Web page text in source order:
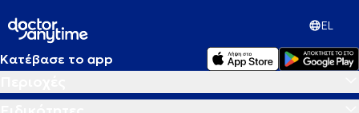
EL
Κατέβασε το app